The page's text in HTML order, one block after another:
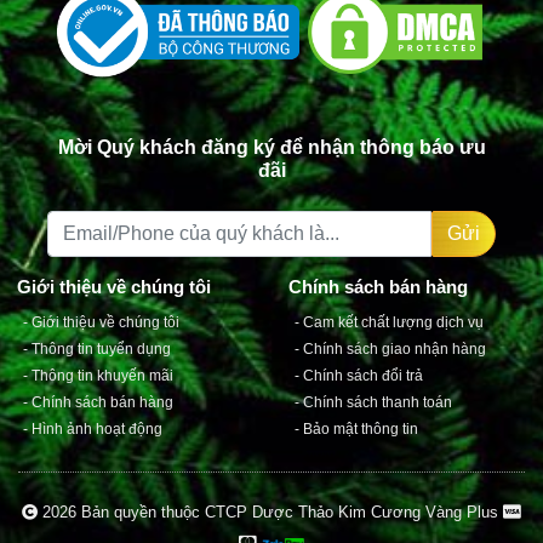
Mời Quý khách đăng ký để nhận thông báo ưu
đãi
Gửi
2026 Bản quyền thuộc CTCP Dược Thảo Kim Cương Vàng Plus